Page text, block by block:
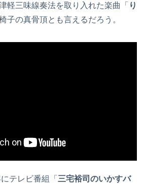
軽三味線奏法を取り入れた楽曲「 り
子の真骨頂とも言えるだろう。
テレビ番組「 三宅裕司のいかすバ